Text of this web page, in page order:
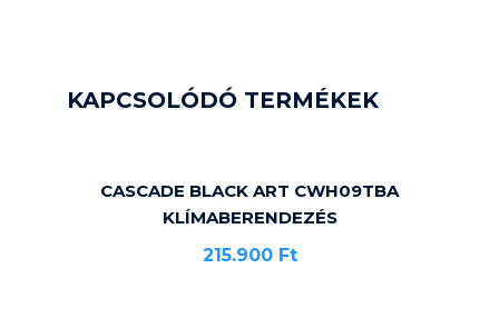
KAPCSOLÓDÓ TERMÉKEK
CASCADE BLACK ART CWH09TBA
KLÍMABERENDEZÉS
215.900 Ft